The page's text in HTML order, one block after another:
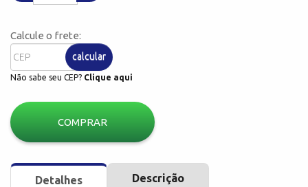
Calcule o frete:
calcular
Não sabe seu CEP? Clique aqui
COMPRAR
Detalhes Descrição